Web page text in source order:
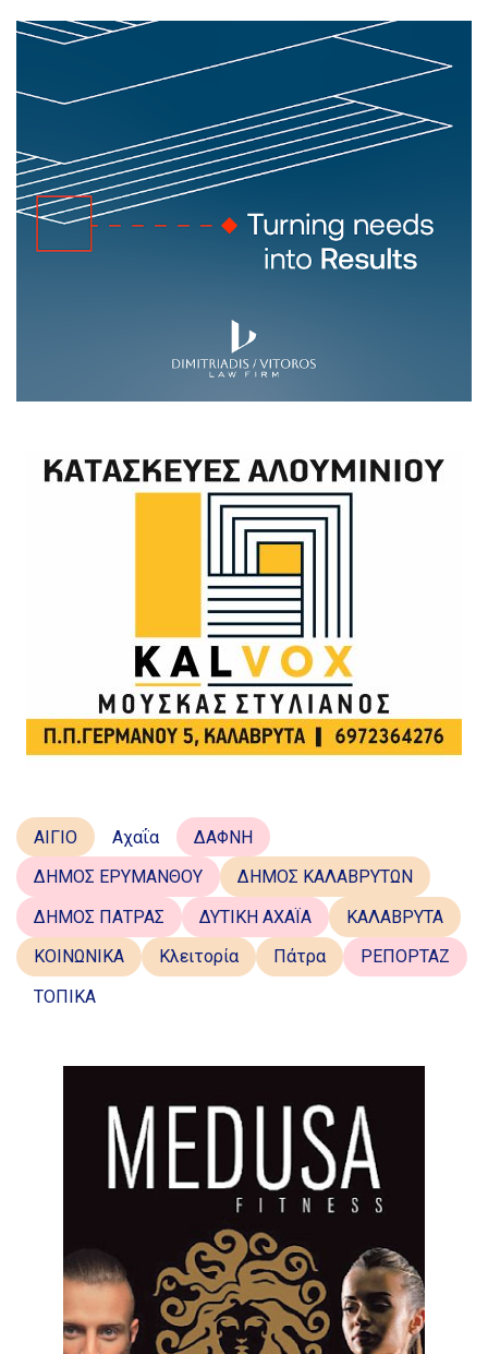
ΑΙΓΙΟ Αχαΐα
ΔΑΦΝΗ
ΔΗΜΟΣ ΕΡΥΜΑΝΘΟΥ
ΔΗΜΟΣ ΚΑΛΑΒΡΥΤΩΝ
ΔΗΜΟΣ ΠΑΤΡΑΣ
ΔΥΤΙΚΗ ΑΧΑΪΑ
ΚΑΛΑΒΡΥΤΑ
ΚΟΙΝΩΝΙΚΑ
Κλειτορία Πάτρα
ΡΕΠΟΡΤΑΖ
ΤΟΠΙΚΑ